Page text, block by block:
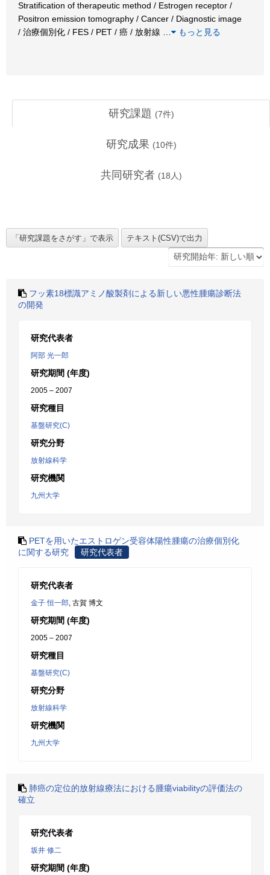
Stratification of therapeutic method / Estrogen receptor /
Positron emission tomography / Cancer / Diagnostic image
/ 治療個別化 / FES / PET / 癌 / 放射線
もっと見る
研究課題 (7件)
研究成果 (10件)
共同研究者 (18 人)
フッ素18標識アミノ酸製剤による新しい悪性腫瘍診断法
の開発
研究代表者
阿部 光一郎
研究期間 (年度)
2005 – 2007
研究種目
基盤研究(C)
研究分野
放射線科学
研究機関
九州大学
PETを用いたエストロゲン受容体陽性腫瘍の治療個別化
に関する研究
研究代表者
研究代表者
金子 恒一郎, 古賀 博文
研究期間 (年度)
2005 – 2007
研究種目
基盤研究(C)
研究分野
放射線科学
研究機関
九州大学
肺癌の定位的放射線療法における腫瘍viabilityの評価法の
確立
研究代表者
坂井 修二
研究期間 (年度)